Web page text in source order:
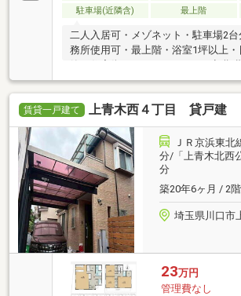
駐車場(近隣含)
最上階
二人入居可・メゾネット・駐車場2
務所使用可・最上階・浴室1坪以上・
賃貸一戸建て 上青木西４丁目 貸戸建
ＪＲ京浜東北
分/「上青木北西
分
築20年6ヶ月 / 2
埼玉県川口市
23万円
管理費なし